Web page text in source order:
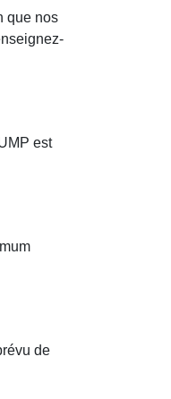
que nos
est
de